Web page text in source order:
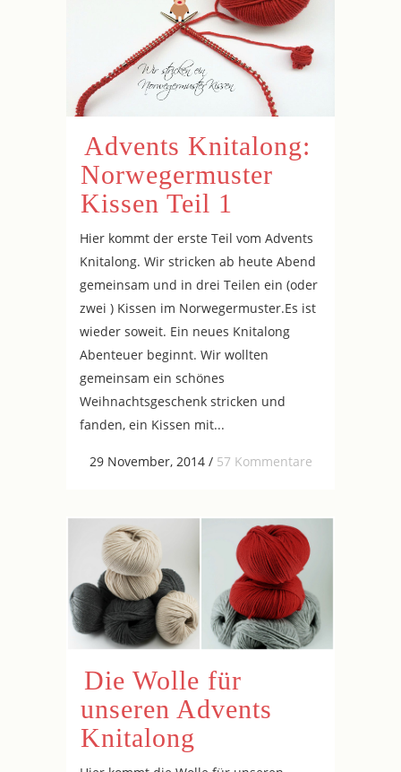
Advents Knitalong:
Norwegermuster
Kissen Teil 1
Hier kommt der erste Teil vom Advents
Knitalong. Wir stricken ab heute Abend
gemeinsam und in drei Teilen ein (oder
zwei ) Kissen im Norwegermuster.Es ist
wieder soweit. Ein neues Knitalong
Abenteuer beginnt. Wir wollten
gemeinsam ein schönes
Weihnachtsgeschenk stricken und
fanden, ein Kissen mit...
29 November, 2014/ 57 Kommentare
Die Wolle für
unseren Advents
Knitalong